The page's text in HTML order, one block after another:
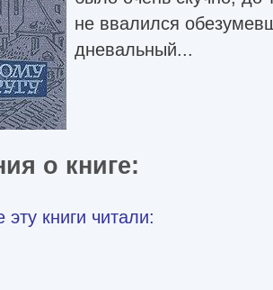
не ввалился
дневальный...
о книге:
книги читали: